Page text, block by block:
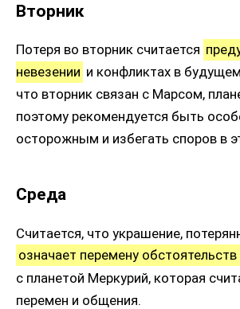
Вторник
Потеря во вторник считается
невезении и конфликтах в
что вторник связан с Марсом,
поэтому рекомендуется быть
осторожным и избегать споров в
Среда
Считается, что украшение,
означает перемену обстоятельств
с планетой Меркурий, которая
перемен и общения.